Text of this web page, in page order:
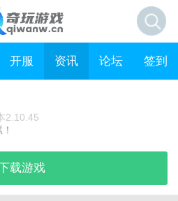
开服 资讯 论坛 签到
2.10.45
载游戏